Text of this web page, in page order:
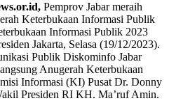
Pemprov Jabar meraih
Keterbukaan Informasi Publik
Informasi Publik 2023
Jakarta, Selasa (19/12/2023).
Publik Diskominfo Jabar
Anugerah Keterbukaan
Informasi (KI) Pusat Dr. Donny
Presiden RI KH. Ma’ruf Amin.